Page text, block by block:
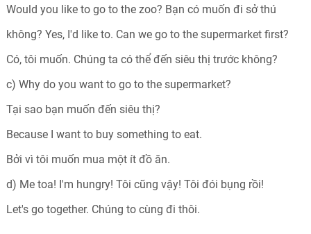
Would you like to go to the zoo? Bạn có muốn đi sở thú
không? Yes, I'd like to. Can we go to the supermarket first?
Có, tôi muốn. Chúng ta có thể đến siêu thị trước không?
c) Why do you want to go to the supermarket?
Tại sao bạn muốn đến siêu thị?
Because I want to buy something to eat.
Bởi vì tôi muốn mua một ít đồ ăn.
d) Me toa! I'm hungry! Tôi cũng vậy! Tôi đói bụng rồi!
Let's go together. Chúng to cùng đi thôi.